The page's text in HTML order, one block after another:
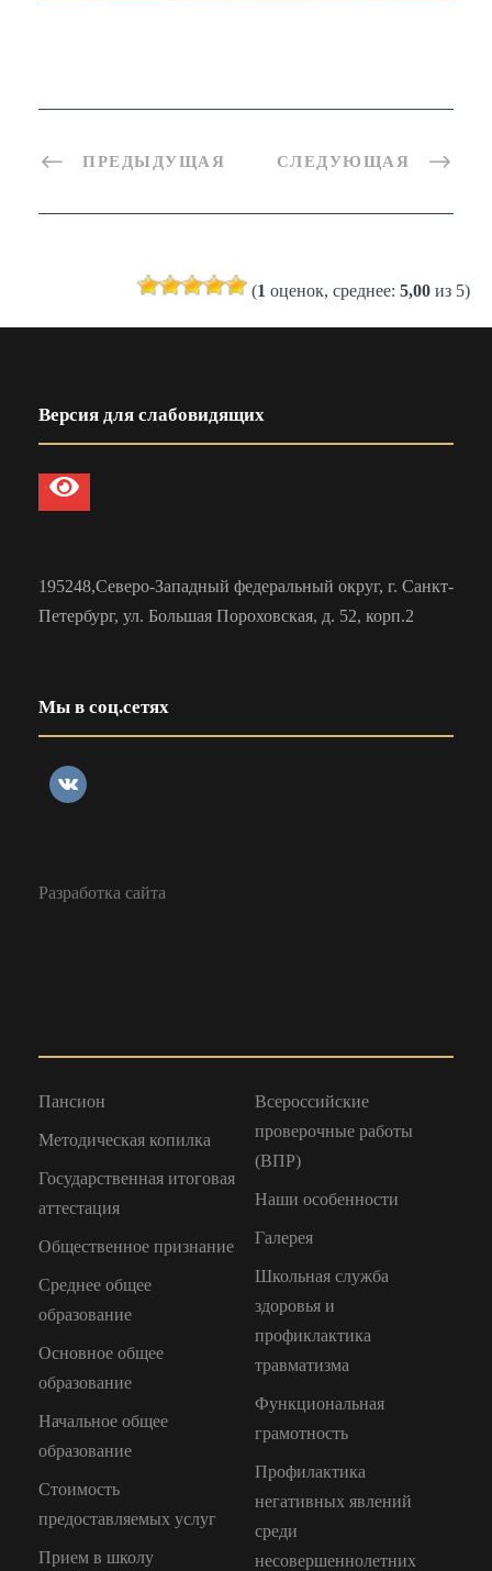
ПРЕДЫДУЩАЯ СЛЕДУЮЩАЯ
(1 оценок, среднее: 5,00 из 5)
Версия для слабовидящих
195248,Северо-Западный федеральный округ, г. Санкт-
Петербург, ул. Большая Пороховская, д. 52, корп.2
Мы в соц.сетях
Разработка сайта
Пансион
Методическая копилка
Государственная итоговая
аттестация
Общественное признание
Среднее общее
образование
Основное общее
образование
Начальное общее
образование
Стоимость
предоставляемых услуг
Прием в школу
Всероссийские
проверочные работы
(ВПР)
Наши особенности
Галерея
Школьная служба
здоровья и
профиклактика
травматизма
Функциональная
грамотность
Профилактика
негативных явлений
среди
несовершеннолетних